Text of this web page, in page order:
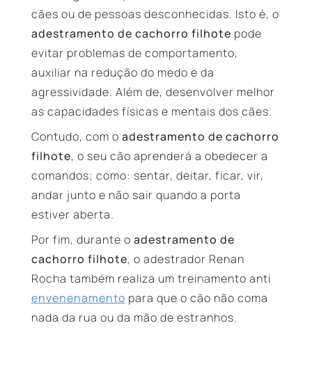
cães ou de pessoas desconhecidas. Isto é, o
adestramento de cachorro filhote pode
evitar problemas de comportamento,
auxiliar na redução do medo e da
agressividade. Além de, desenvolver melhor
as capacidades físicas e mentais dos cães.
Contudo, com o adestramento de cachorro
filhote, o seu cão aprenderá a obedecer a
comandos; como: sentar, deitar, ficar, vir,
andar junto e não sair quando a porta
estiver aberta.
Por fim, durante o adestramento de
cachorro filhote, o adestrador Renan
Rocha também realiza um treinamento anti
envenenamento para que o cão não coma
nada da rua ou da mão de estranhos.